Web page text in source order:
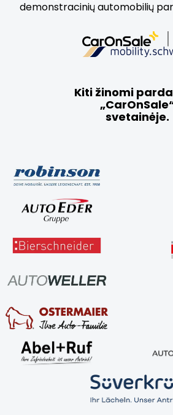
demonstracinių automobilių
Kiti žinomi
svetainėje.